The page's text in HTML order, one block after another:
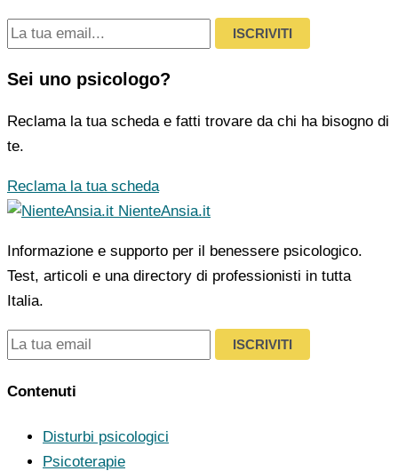
ISCRIVITI
Sei uno psicologo?
Reclama la tua scheda e fatti trovare da chi ha bisogno di
te.
Reclama la tua scheda
NienteAnsia.it
Informazione e supporto per il benessere psicologico.
Test, articoli e una directory di professionisti in tutta
Italia.
ISCRIVITI
Contenuti
Disturbi psicologici
Psicoterapie